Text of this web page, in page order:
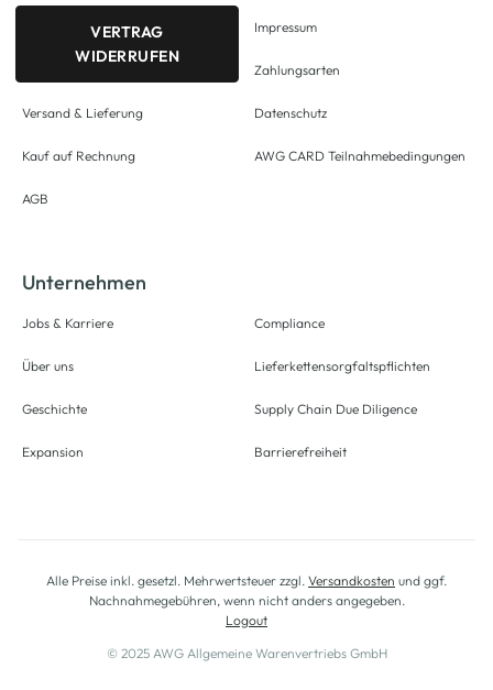
VERTRAG
WIDERRUFEN
Versand & Lieferung
Kauf auf Rechnung
AGB
Impressum
Zahlungsarten
Datenschutz
AWG CARD Teilnahmebedingungen
Unternehmen
Jobs & Karriere
Über uns
Geschichte
Expansion
Compliance
Lieferkettensorgfaltspflichten
Supply Chain Due Diligence
Barrierefreiheit
Alle Preise inkl. gesetzl. Mehrwertsteuer zzgl. Versandkosten und ggf.
Nachnahmegebühren, wenn nicht anders angegeben.
Logout
© 2025 AWG Allgemeine Warenvertriebs GmbH